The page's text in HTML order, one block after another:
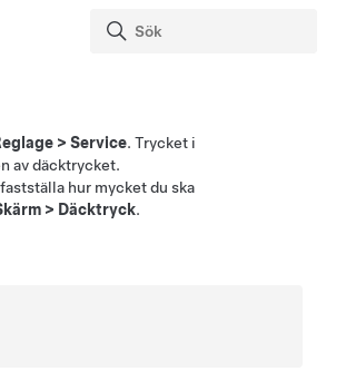
> Service. Trycket i
av däcktrycket.
hur mycket du ska
> Däcktryck.